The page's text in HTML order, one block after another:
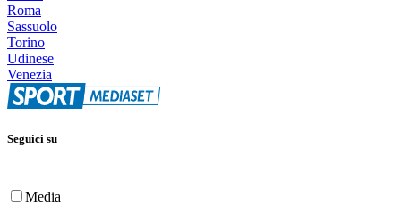
Roma
Sassuolo
Torino
Udinese
Venezia
Seguici su
Media